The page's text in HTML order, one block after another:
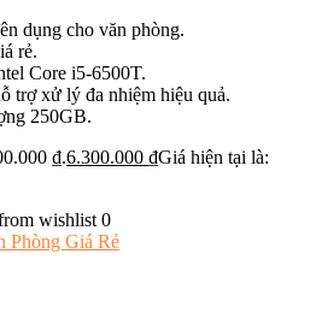
dụng cho văn phòng.
rẻ.
Core i5-6500T.
trợ xử lý đa nhiệm hiệu quả.
250GB.
₫.6.300.000 ₫Giá hiện tại là:
wishlist 0
Phòng Giá Rẻ